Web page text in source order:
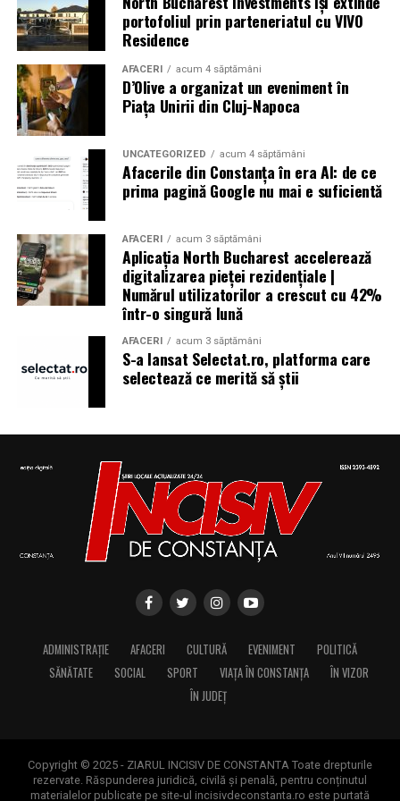
depozit timp de șase ani, fără a se lua măsuri de
precauție. În urma exploziei, cel puțin 204 persoane și-
au pierdut viața, peste 6.500 au fost rănite și multe
altele au fost date dispărute. Peste 300.000 de oameni
au rămas fără locuințe în urma exploziilor devastatoare.
Autoritățile din Liban au decretat trei zile de doliu
național
Aniversări – Comemorări
– Sf. Ioan Maria Vianney, preot (Calendarul Romano-
Catolic 2026)
– 1807: S-a născut Constantin Lecca, pictor, tipograf,
editor, scriitor, traducător şi profesor; ctitorul primei
tipografii (19.IX.1837) şi al primului periodic din
în domeniul portretisticii, al picturii religioase (în stil
occidental) şi al picturii cu tematică istorică; participant
la Revoluţia Română din 1848 (m. 1887)
– 1857: S-a născut Augustin Bunea, teolog greco-
catolic, istoric, publicist şi orator; continuator al ideilor
reprezentanţilor Şcolii Ardelene; a desfăşurat o intensă
activitate pentru emanciparea naţională a românilor
transilvăneni; în procesul memorandiştilor s-a numărat
printre apărătorii acuzaţilor; membru titular al
portofoliul prin parteneriatul cu VIVO
Residence
AFACERI acum 4 săptămâni
D’Olive a organizat un eveniment în
Piața Unirii din Cluj-Napoca
UNCATEGORIZED acum 4 săptămâni
Afacerile din Constanța în era AI: de ce
prima pagină Google nu mai e suficientă
AFACERI acum 3 săptămâni
Aplicația North Bucharest accelerează
digitalizarea pieței rezidențiale |
Numărul utilizatorilor a crescut cu 42%
într-o singură lună
AFACERI acum 3 săptămâni
S-a lansat Selectat.ro, platforma care
selectează ce merită să știi
ADMINISTRAȚIE AFACERI CULTURĂ EVENIMENT
POLITICĂ
SĂNĂTATE
SOCIAL SPORT VIAȚA ÎN CONSTANȚA
ÎN VIZOR
ÎN JUDEȚ
Copyright © 2025 - ZIARUL INCISIV DE CONSTANTA Toate drepturile
rezervate. Răspunderea juridică, civilă și penală, pentru conținutul
materialelor publicate pe site-ul incisivdeconstanta.ro este purtată